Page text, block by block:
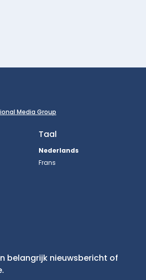
Media Group
Taal
Nederlands
Frans
belangrijk nieuwsbericht of